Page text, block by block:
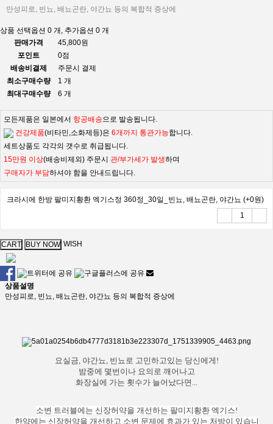
만성피로, 빈뇨, 배뇨곤란, 야간뇨 등의 복합적 증상에
상품 선택옵션 0 개, 추가옵션 0 개
판매가격
45,800원
포인트
0점
배송비결제
주문시 결제
최소구매수량
1 개
최대구매수량
6 개
모든제품은 일본에서 항공배송으로 발송됩니다.
건강제품(비타민,소화제등)은 6개까지 통관가능합니다.
세트상품도 각각의 갯수로 취급됩니다.
15만원 이상(배송비제외) 주문시 관/부가세가 발생하며
구매자가 부담하셔야 함을 안내드립니다.
크라시에 한방 팔미지황환 엑기스정 360정_30일_빈뇨, 배뇨곤란, 야간뇨 (+0원)
WISH
상품설명
만성피로, 빈뇨, 배뇨곤란, 야간뇨 등의 복합적 증상에
요실금, 야간뇨, 빈뇨로 고민하고있는 당신에게!
밤중에 몇번이나 요의로 깨어나고
화장실에 가는 횟수가 늘어났다면...
소변 트러블에는 신장허약을 개선하는 팔미지황환 엑기스!
한약에는 신장허약을 개선하고 소변 문제에 효과가 있는 처방이 있습니